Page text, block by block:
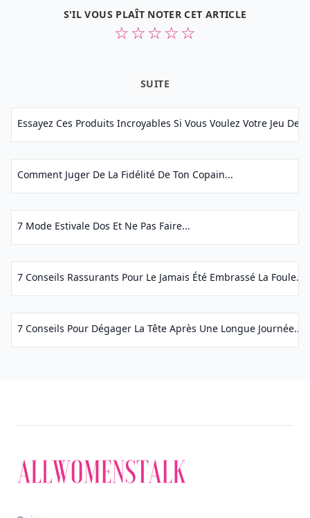
S'IL VOUS PLAÎT NOTER CET ARTICLE
☆
☆
☆
☆
☆
SUITE
Essayez Ces Produits Incroyables Si Vous Voulez Votre Jeu De
Comment Juger De La Fidélité De Ton Copain...
7 Mode Estivale Dos Et Ne Pas Faire...
7 Conseils Rassurants Pour Le Jamais Été Embrassé La Foule...
7 Conseils Pour Dégager La Tête Après Une Longue Journée...